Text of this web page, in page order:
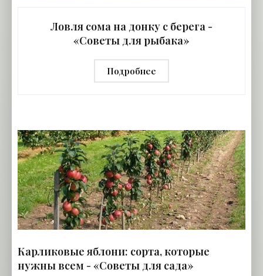
Ловля сома на донку с берега -
«Советы для рыбака»
Подробнее
Карликовые яблони: сорта, которые
нужны всем - «Советы для сада»